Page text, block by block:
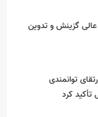
گزینش و‌ تدوین
توانمندی
تأکید کرد